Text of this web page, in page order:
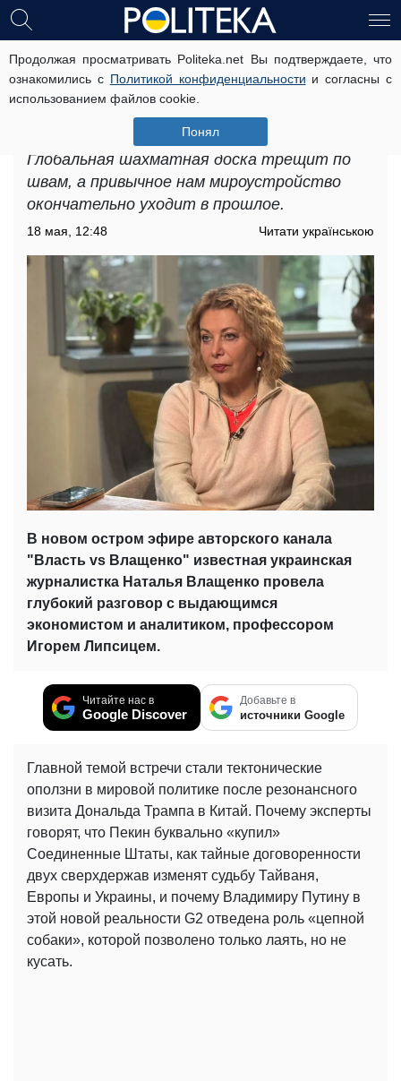
Продолжая просматривать Politeka.net Вы подтверждаете, что
ознакомились с Политикой конфиденциальности и согласны с
использованием файлов cookie.
Понял
G2 вместо ООН и будущее рф и
Ирана: Игорь Липсиц в эфире у
Влащенко рассказал, как меняется
Глобальная шахматная доска трещит по
швам, а привычное нам мироустройство
окончательно уходит в прошлое.
18 мая, 12:48 Читати українською
В новом остром эфире авторского канала
"Власть vs Влащенко" известная украинская
журналистка Наталья Влащенко провела
глубокий разговор с выдающимся
экономистом и аналитиком, профессором
Игорем Липсицем.
Читайте нас в
Google Discover
Добавьте в
источники Google
Главной темой встречи стали тектонические
оползни в мировой политике после резонансного
визита Дональда Трампа в Китай. Почему эксперты
говорят, что Пекин буквально «купил»
Соединенные Штаты, как тайные договоренности
двух сверхдержав изменят судьбу Тайваня,
Европы и Украины, и почему Владимиру Путину в
этой новой реальности G2 отведена роль «цепной
собаки», которой позволено только лаять, но не
кусать.